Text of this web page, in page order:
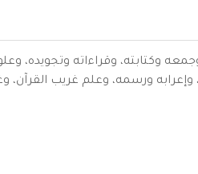
وكتابته، وقراءاته وتجويده،
ورسمه، وعلم غريب القرآن،